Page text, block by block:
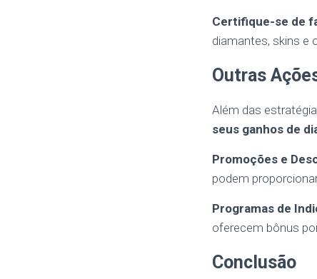
Certifique-se de
diamantes, skins e
Outras
Além das
seus ganhos de
Promoções e
podem
Programas de
oferecem bônus
Conclusão